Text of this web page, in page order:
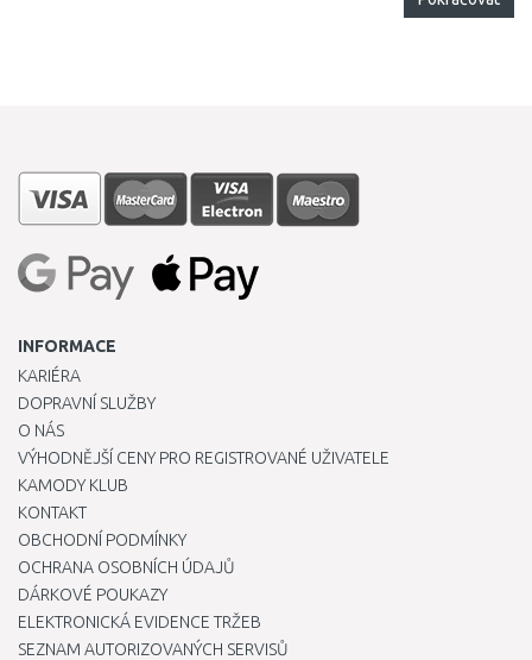
INFORMACE
KARIÉRA
DOPRAVNÍ SLUŽBY
O NÁS
VÝHODNĚJŠÍ CENY PRO REGISTROVANÉ UŽIVATELE
KAMODY KLUB
KONTAKT
OBCHODNÍ PODMÍNKY
OCHRANA OSOBNÍCH ÚDAJŮ
DÁRKOVÉ POUKAZY
ELEKTRONICKÁ EVIDENCE TRŽEB
SEZNAM AUTORIZOVANÝCH SERVISŮ